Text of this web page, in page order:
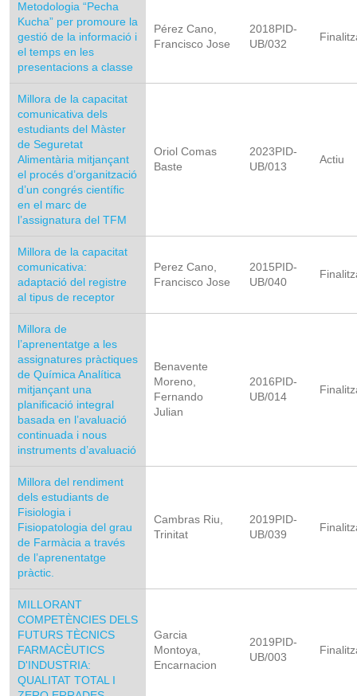
Metodologia “Pecha
Kucha” per promoure la
gestió de la informació i
el temps en les
presentacions a classe
Pérez Cano,
Francisco Jose
2018PID-
UB/032
Millora de la capacitat
comunicativa dels
estudiants del Màster
de Seguretat
Alimentària mitjançant
el procés d’organització
d’un congrés científic
en el marc de
l’assignatura del TFM
Oriol Comas
Baste
2023PID-
UB/013
Actiu
Millora de la capacitat
comunicativa:
adaptació del registre
al tipus de receptor
Perez Cano,
Francisco Jose
2015PID-
UB/040
Millora de
l’aprenentatge a les
assignatures pràctiques
de Química Analítica
mitjançant una
planificació integral
basada en l’avaluació
continuada i nous
instruments d’avaluació
Benavente
Moreno,
Fernando
Julian
2016PID-
UB/014
Millora del rendiment
dels estudiants de
Fisiologia i
Fisiopatologia del grau
de Farmàcia a través
de l’aprenentatge
pràctic.
Cambras Riu,
Trinitat
2019PID-
UB/039
MILLORANT
COMPETÈNCIES DELS
FUTURS TÈCNICS
FARMACÈUTICS
D'INDUSTRIA:
QUALITAT TOTAL I
Garcia
Montoya,
Encarnacion
2019PID-
UB/003